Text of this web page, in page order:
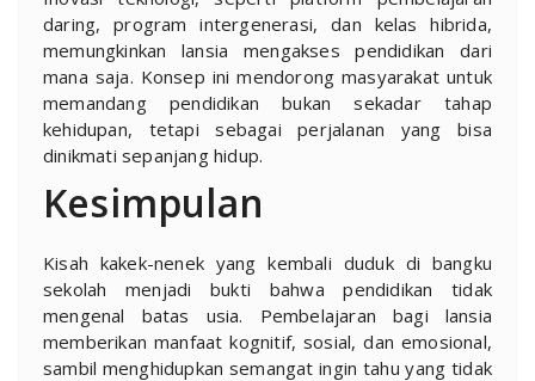
daring, program intergenerasi, dan kelas hibrida,
memungkinkan lansia mengakses pendidikan dari
mana saja. Konsep ini mendorong masyarakat untuk
memandang pendidikan bukan sekadar tahap
kehidupan, tetapi sebagai perjalanan yang bisa
dinikmati sepanjang hidup.
Kesimpulan
Kisah kakek-nenek yang kembali duduk di bangku
sekolah menjadi bukti bahwa pendidikan tidak
mengenal batas usia. Pembelajaran bagi lansia
memberikan manfaat kognitif, sosial, dan emosional,
sambil menghidupkan semangat ingin tahu yang tidak